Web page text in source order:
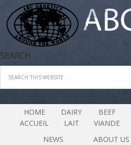
SEARCH
HOME
ACCUEIL
DAIRY
LAIT
BEEF
VIANDE
NEWS
ABOUT US